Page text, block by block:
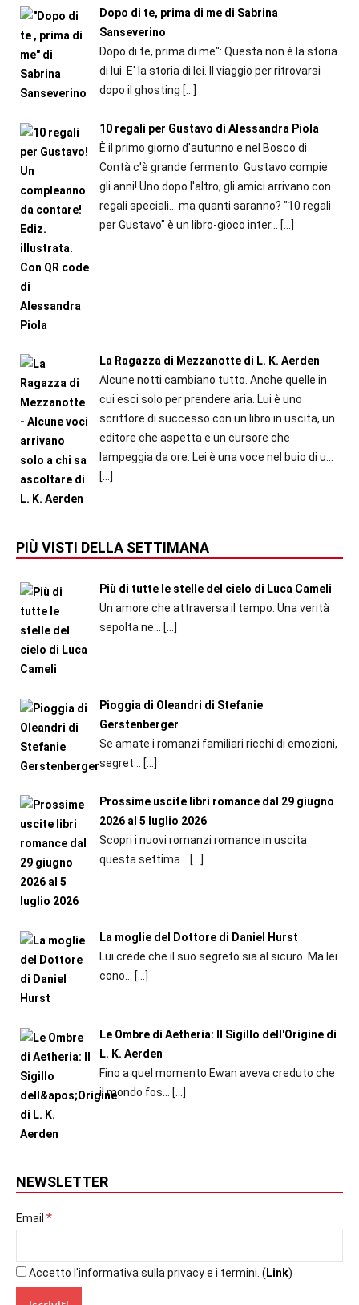
Dopo di te, prima di me di Sabrina
Sanseverino
Dopo di te, prima di me": Questa non è la storia
di lui. E' la storia di lei. Il viaggio per ritrovarsi
dopo il ghosting […]
10 regali per Gustavo di Alessandra Piola
È il primo giorno d'autunno e nel Bosco di
Contà c'è grande fermento: Gustavo compie
gli anni! Uno dopo l'altro, gli amici arrivano con
regali speciali... ma quanti saranno? "10 regali
per Gustavo" è un libro-gioco inter... […]
La Ragazza di Mezzanotte di L. K. Aerden
Alcune notti cambiano tutto. Anche quelle in
cui esci solo per prendere aria. Lui è uno
scrittore di successo con un libro in uscita, un
editore che aspetta e un cursore che
lampeggia da ore. Lei è una voce nel buio di u...
[…]
PIÙ VISTI DELLA SETTIMANA
Più di tutte le stelle del cielo di Luca Cameli
Un amore che attraversa il tempo. Una verità
sepolta ne...
[…]
Pioggia di Oleandri di Stefanie
Gerstenberger
Se amate i romanzi familiari ricchi di emozioni,
segret...
[…]
Prossime uscite libri romance dal 29 giugno
2026 al 5 luglio 2026
Scopri i nuovi romanzi romance in uscita
questa settima...
[…]
La moglie del Dottore di Daniel Hurst
Lui crede che il suo segreto sia al sicuro. Ma lei
cono...
[…]
Le Ombre di Aetheria: Il Sigillo dell'Origine di
L. K. Aerden
Fino a quel momento Ewan aveva creduto che
il mondo fos...
[…]
NEWSLETTER
Email *
Accetto l'informativa sulla privacy e i termini. ( Link)